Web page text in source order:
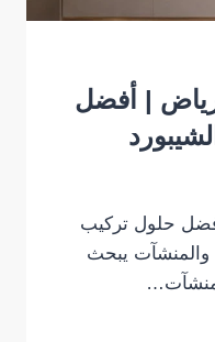
| أفضل
حلول تركيب
والمنشآت يبحث